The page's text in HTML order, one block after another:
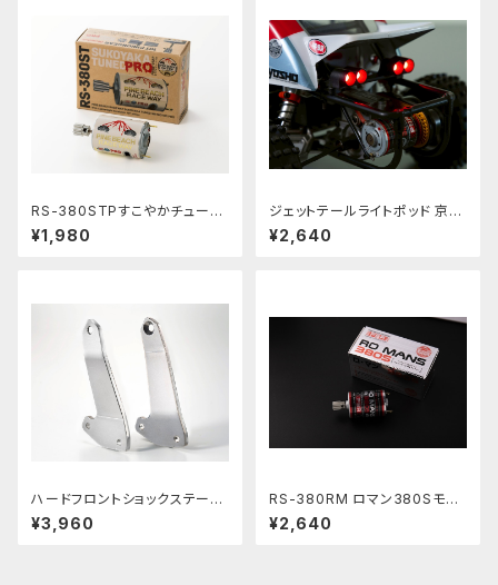
RS-380STPすこやかチューン
モーターPRO10枚ピニオン付
¥1,980
ジェットテールライトポッド 京商
ビートル用 JET TAIL LIGHT
POD for KYOSHO BEETLE
¥2,640
ハードフロントショックステーK
YOSHO スコーピオン/トマホー
ク用ステンレス/ショート/ワイド
¥3,960
RS-380RM ロマン380Sモー
ター 15枚ピニオン付
¥2,640